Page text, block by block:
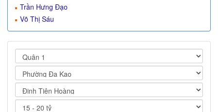
Trần Hưng Đạo
Võ Thị Sáu